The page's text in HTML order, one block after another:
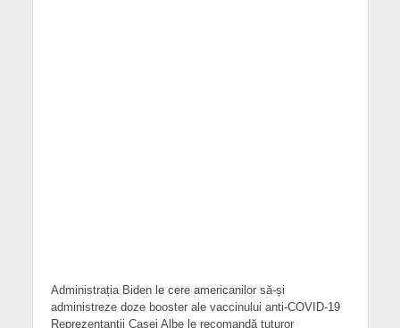
Administrația Biden le cere americanilor să-și
administreze doze booster ale vaccinului anti-COVID-19
Reprezentanții Casei Albe le recomandă tuturor